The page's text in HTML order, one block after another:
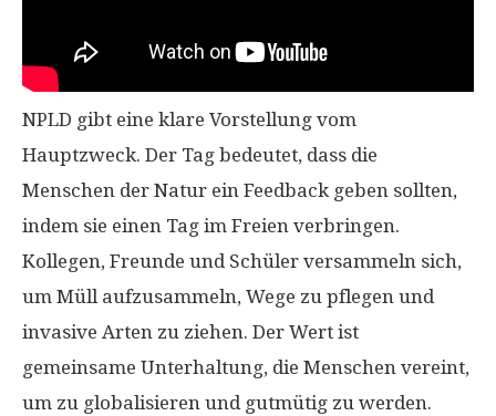
NPLD gibt eine klare Vorstellung vom
Hauptzweck. Der Tag bedeutet, dass die
Menschen der Natur ein Feedback geben sollten,
indem sie einen Tag im Freien verbringen.
Kollegen, Freunde und Schüler versammeln sich,
um Müll aufzusammeln, Wege zu pflegen und
invasive Arten zu ziehen. Der Wert ist
gemeinsame Unterhaltung, die Menschen vereint,
um zu globalisieren und gutmütig zu werden.